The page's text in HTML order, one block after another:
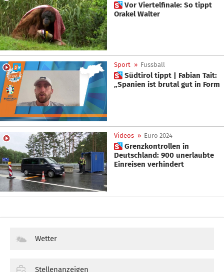
 Vor Viertelfinale: So tippt
Orakel Walter
Sport » Fussball
 Südtirol tippt | Fabian Tait:
„Spanien ist brutal gut in Form
Videos » Euro 2024
 Grenzkontrollen in
Deutschland: 900 unerlaubte
Einreisen verhindert
Wetter
Stellenanzeigen